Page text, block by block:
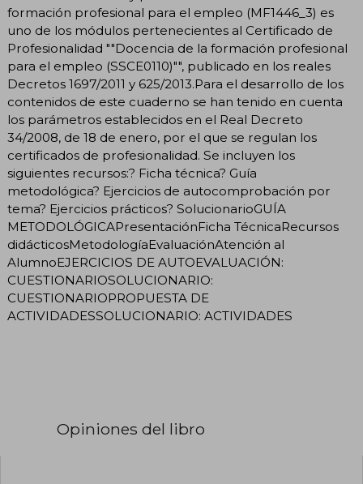
formación profesional para el empleo (MF1446_3) es
uno de los módulos pertenecientes al Certificado de
Profesionalidad ""Docencia de la formación profesional
para el empleo (SSCE0110)"", publicado en los reales
Decretos 1697/2011 y 625/2013.Para el desarrollo de los
contenidos de este cuaderno se han tenido en cuenta
los parámetros establecidos en el Real Decreto
34/2008, de 18 de enero, por el que se regulan los
certificados de profesionalidad. Se incluyen los
siguientes recursos:? Ficha técnica? Guía
metodológica? Ejercicios de autocomprobación por
tema? Ejercicios prácticos? SolucionarioGUÍA
METODOLÓGICAPresentaciónFicha TécnicaRecursos
didácticosMetodologíaEvaluaciónAtención al
AlumnoEJERCICIOS DE AUTOEVALUACIÓN:
CUESTIONARIOSOLUCIONARIO:
CUESTIONARIOPROPUESTA DE
ACTIVIDADESSOLUCIONARIO: ACTIVIDADES
Opiniones del libro